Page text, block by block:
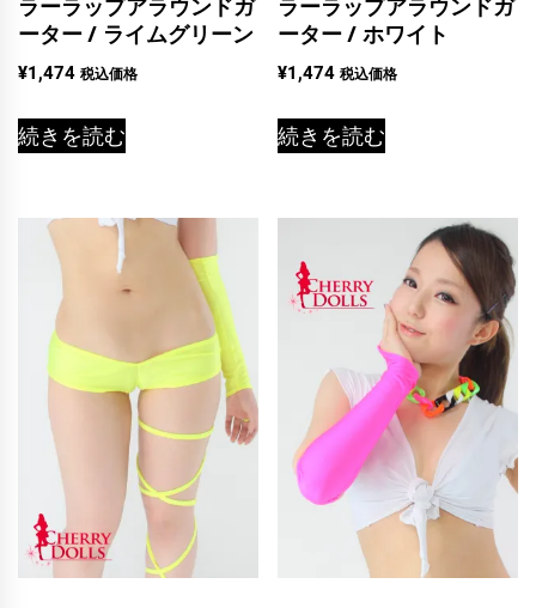
ラーラップアラウンドガ
ーター / ライムグリーン
¥1,474 税込価格
続きを読む
ラーラップアラウンドガ
ーター / ホワイト
¥1,474 税込価格
続きを読む